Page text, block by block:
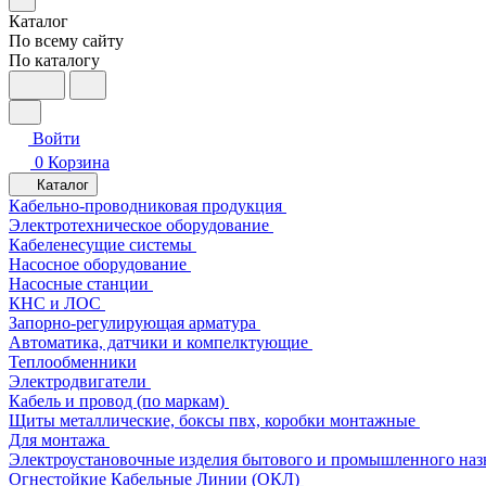
Каталог
По всему сайту
По каталогу
Войти
0 Корзина
Каталог
Кабельно-проводниковая продукция
Электротехническое оборудование
Кабеленесущие системы
Насосное оборудование
Насосные станции
КНС и ЛОС
Запорно-регулирующая арматура
Автоматика, датчики и компелктующие
Теплообменники
Электродвигатели
Кабель и провод (по маркам)
Щиты металлические, боксы пвх, коробки монтажные
Для монтажа
Электроустановочные изделия бытового и промышленного
Огнестойкие Кабельные Линии (ОКЛ)